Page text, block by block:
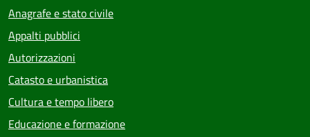
Anagrafe e stato civile
Appalti pubblici
Autorizzazioni
Catasto e urbanistica
Cultura e tempo libero
Educazione e formazione